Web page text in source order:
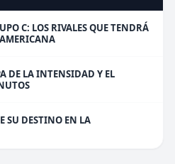
C: LOS RIVALES QUE TENDRÁ
DE LA INTENSIDAD Y EL
SU DESTINO EN LA